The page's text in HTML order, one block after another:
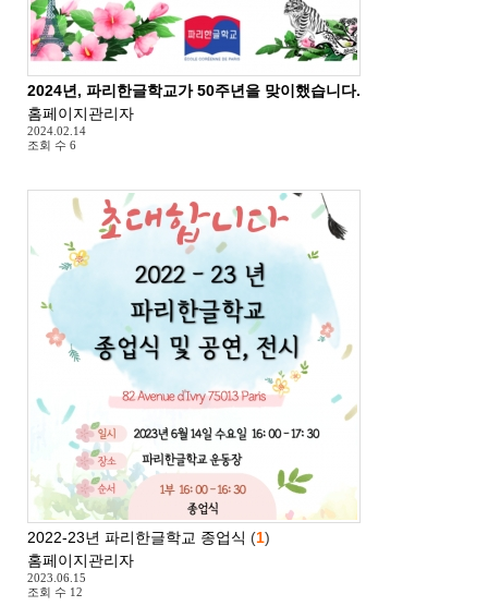
2024년, 파리한글학교가 50주년을 맞이했습니다.
홈페이지관리자
2024.02.14
조회 수 6
2022-23년 파리한글학교 종업식 (1)
홈페이지관리자
2023.06.15
조회 수 12